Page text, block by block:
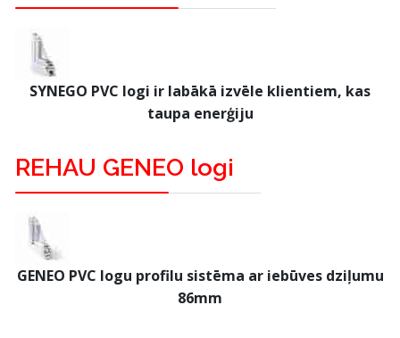
SYNEGO PVC logi ir labākā izvēle klientiem, kas
taupa enerģiju
REHAU GENEO logi
GENEO PVC logu profilu sistēma ar iebūves dziļumu
86mm